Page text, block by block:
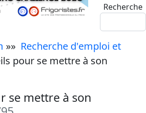
Recherche
»» Recherche d'emploi et
pour se mettre à son
se mettre à son